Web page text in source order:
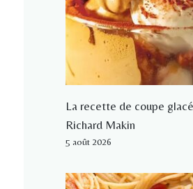
La recette de coupe
Richard Makin
5 août 2026